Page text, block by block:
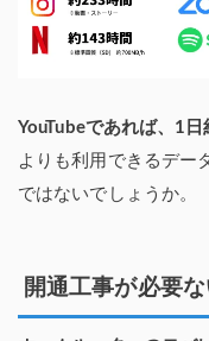
YouTubeであれば、1
よりも利用できるデー
ではないでしょうか。
開通工事が必要